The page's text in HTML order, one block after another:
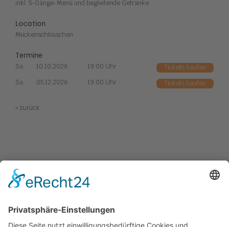
inkl. 5-Gänge-Menü und begleitende Getränke
Location
Mückenschlösschen
Termine
Sa. 10.10.2026 19:00 Uhr
Tickets kaufen
Sa.
05.12.2026 19:00 Uhr Tickets kaufen
« zurück
Central Kabarett
Sanftwut